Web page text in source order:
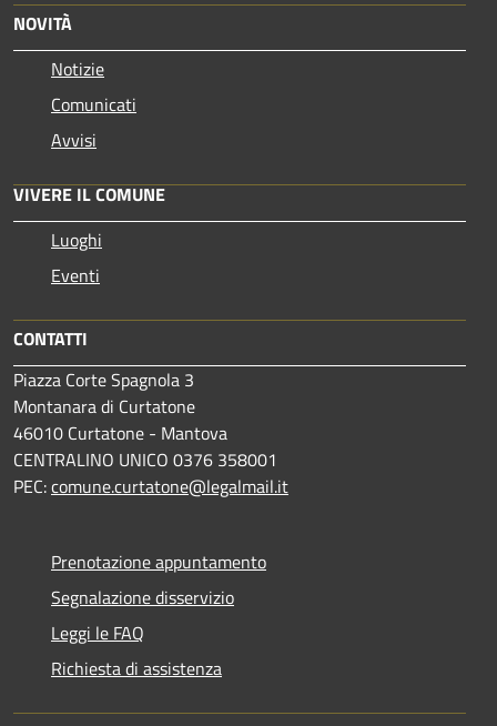
NOVITÀ
Notizie
Comunicati
Avvisi
VIVERE IL COMUNE
Luoghi
Eventi
CONTATTI
Piazza Corte Spagnola 3
Montanara di Curtatone
46010 Curtatone - Mantova
CENTRALINO UNICO 0376 358001
PEC:comune.curtatone@legalmail.it
Prenotazione appuntamento
Segnalazione disservizio
Leggi le FAQ
Richiesta di assistenza